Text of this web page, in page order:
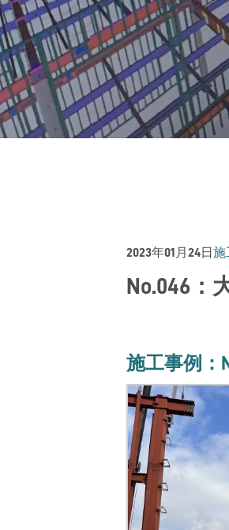
2023年01月24日 施
No.046：
施工事例：